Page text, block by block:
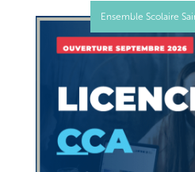
Ensemble Scolaire